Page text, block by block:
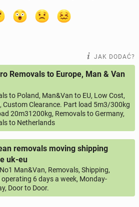
JAK DODAĆ?
Removals to Europe, Man & Van
to Poland, Man&Van to EU, Low Cost,
Custom Clearance. Part load 5m3/300kg
20m31200kg, Removals to Germany,
to Netherlands
removals moving shipping
uk-eu
Man&Van, Removals, Shipping,
6 days a week, Monday-
Door to Door.